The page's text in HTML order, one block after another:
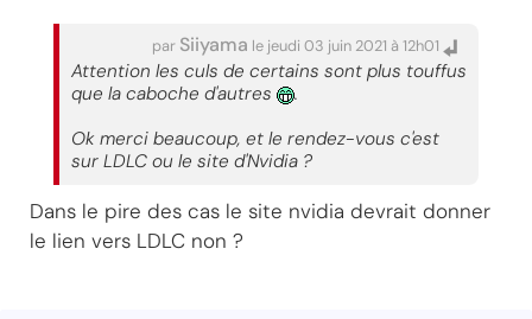
par Siiyama le jeudi 03 juin 2021 à 12h01
Attention les culs de certains sont plus touffus
que la caboche d'autres
.
Ok merci beaucoup, et le rendez-vous c'est
sur LDLC ou le site d'Nvidia ?
Dans le pire des cas le site nvidia devrait donner
le lien vers LDLC non ?